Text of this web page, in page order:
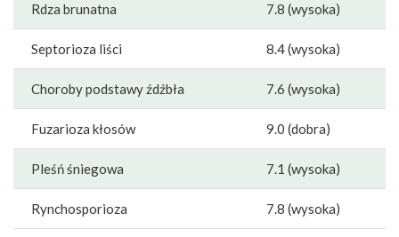
Rdza brunatna 7.8 (wysoka)
Septorioza liści 8.4 (wysoka)
Choroby podstawy źdźbła 7.6 (wysoka)
Fuzarioza kłosów 9.0 (dobra)
Pleśń śniegowa 7.1 (wysoka)
Rynchosporioza 7.8 (wysoka)